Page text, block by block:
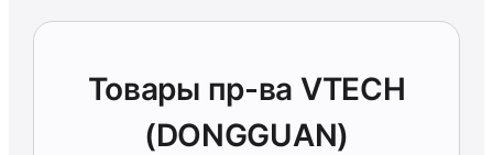
Товары пр-ва VTECH
(DONGGUAN)